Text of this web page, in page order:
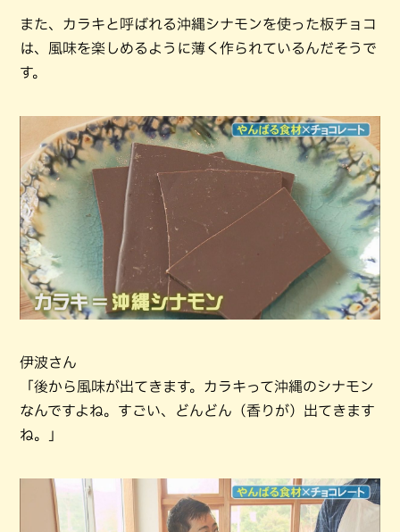
また、カラキと呼ばれる沖縄シナモンを使った板チョコ
は、風味を楽しめるように薄く作られているんだそうで
す。
伊波さん
「後から風味が出てきます。カラキって沖縄のシナモン
なんですよね。すごい、どんどん（香りが）出てきます
ね。」